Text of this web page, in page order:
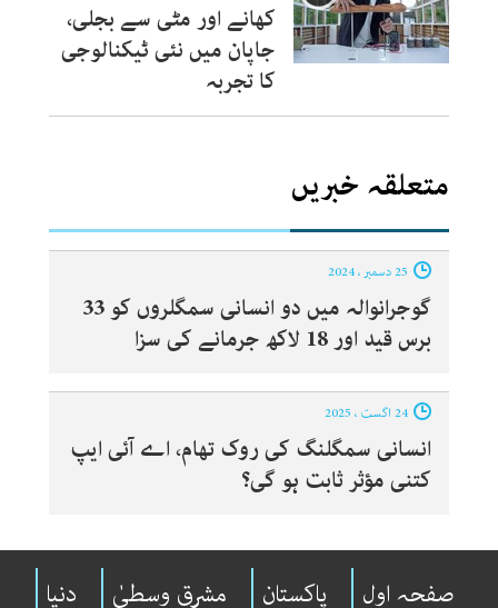
کھانے اور مٹی سے بجلی،
جاپان میں نئی ٹیکنالوجی
کا تجربہ
متعلقہ خبریں
گوجرانوالہ میں دو انسانی سمگلروں کو 33
برس قید اور 18 لاکھ جرمانے کی سزا
انسانی سمگلنگ کی روک تھام، اے آئی ایپ
کتنی مؤثر ثابت ہو گی؟
صفحہ اول پاکستان مشرقِ وسطیٰ دنیا